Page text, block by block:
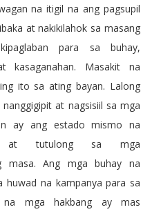
na itigil na ang pagsupil
at nakikilahok sa masang
para sa buhay,
kasaganahan. Masakit na
ito sa ating bayan. Lalong
at nagsisiil sa mga
ay ang estado mismo na
at tutulong sa mga
masa. Ang mga buhay na
huwad na kampanya para sa
na mga hakbang ay mas